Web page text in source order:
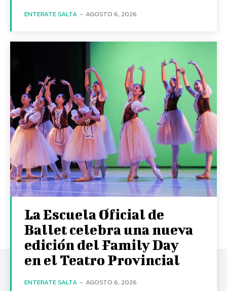
ENTERATE SALTA - AGOSTO 6, 2026
La Escuela Oficial de
Ballet celebra una nueva
edición del Family Day
en el Teatro Provincial
ENTERATE SALTA - AGOSTO 6, 2026